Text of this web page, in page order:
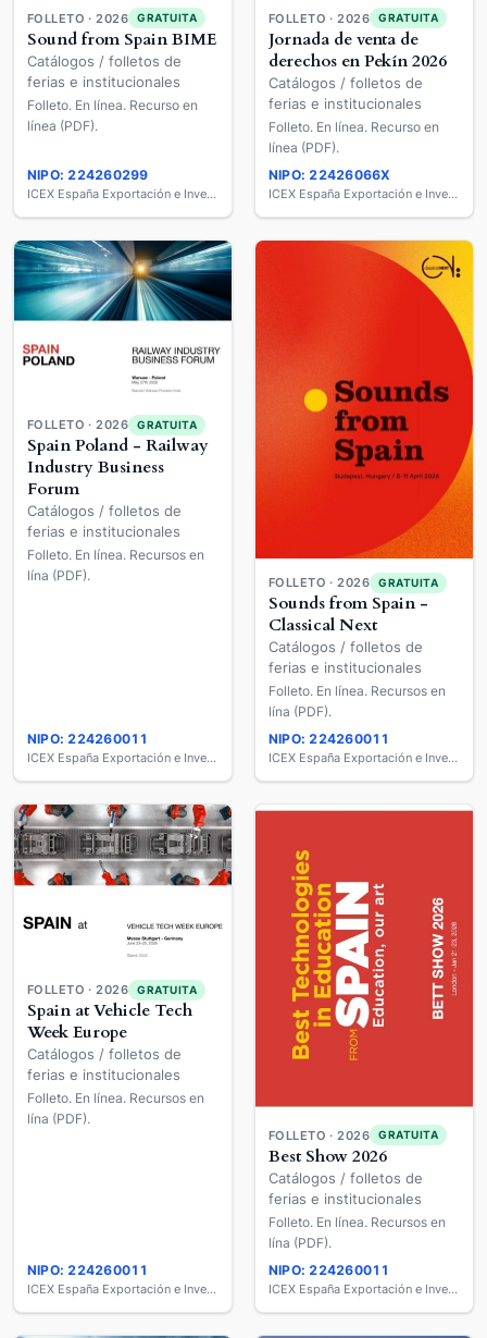
FOLLETO · 2026 GRATUITA
Sound from Spain BIME
Catálogos / folletos de
ferias e institucionales
Folleto. En línea. Recurso en
línea (PDF).
NIPO: 224260299
ICEX España Exportación e Inversiones
FOLLETO · 2026 GRATUITA
Jornada de venta de
derechos en Pekín 2026
Catálogos / folletos de
ferias e institucionales
Folleto. En línea. Recurso en
línea (PDF).
NIPO: 22426066X
ICEX España Exportación e Inversiones
FOLLETO · 2026 GRATUITA
Spain Poland - Railway
Industry Business
Forum
Catálogos / folletos de
ferias e institucionales
Folleto. En línea. Recursos en
lína (PDF).
NIPO: 224260011
ICEX España Exportación e Inversiones
FOLLETO · 2026 GRATUITA
Sounds from Spain -
Classical Next
Catálogos / folletos de
ferias e institucionales
Folleto. En línea. Recursos en
lína (PDF).
NIPO: 224260011
ICEX España Exportación e Inversiones
FOLLETO · 2026 GRATUITA
Spain at Vehicle Tech
Week Europe
Catálogos / folletos de
ferias e institucionales
Folleto. En línea. Recursos en
lína (PDF).
NIPO: 224260011
ICEX España Exportación e Inversiones
FOLLETO · 2026 GRATUITA
Best Show 2026
Catálogos / folletos de
ferias e institucionales
Folleto. En línea. Recursos en
lína (PDF).
NIPO: 224260011
ICEX España Exportación e Inversiones